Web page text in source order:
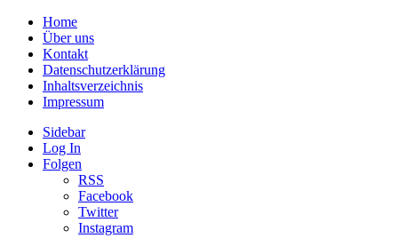
Home
Über uns
Kontakt
Datenschutzerklärung
Inhaltsverzeichnis
Impressum
Sidebar
Log In
Folgen
RSS
Facebook
Twitter
Instagram